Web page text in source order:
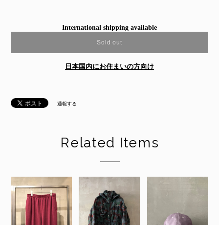
International shipping available
Sold out
日本国内にお住まいの方向け
通報する
Related Items